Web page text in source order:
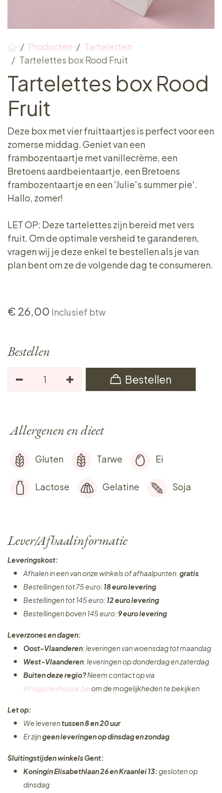
Producten
Tarteletten
Tartelettes box Rood Fruit
Tartelettes box Rood
Fruit
Deze box met vier fruittaartjes is perfect voor een
zomerse middag. Geniet van een
frambozentaartje met vanillecrème, een
Bretoens aardbeientaartje, een Bretoens
frambozentaartje en een 'Julie's summer pie'.
Hallo, zomer!
LET OP: Deze tartelettes zijn bereid met vers
fruit. Om de optimale versheid te garanderen,
vragen wij je deze enkel te bestellen als je van
plan bent om ze de volgende dag te consumeren.
€ 26,00 Inclusief btw
Bestellen
Bestellen
Allergenen en dieet
Gluten Tarwe Ei
Lactose Gelatine Soja
Lever/Afhaalinformatie
Leveringskost:
Afhalen in een van onze winkels of afhaalpunten:gratis
Bestellingen tot 75 euro: 18 euro levering
Bestellingen tot 145 euro: 12 euro levering
Bestellingen boven 145 euro: 9 euro levering
Leverzones en dagen:
Oost-Vlaanderen: leveringen van woensdag tot maandag
West-Vlaanderen: leveringen op donderdag en zaterdag
Buiten deze regio?Neem contact op via
info@julieshouse.beom de mogelijkheden te bekijken
Let op:
We leverentussen 8 en 20 uur
Er zijngeen leveringenop dinsdag en zondag
Sluitingstijden winkels Gent:
Koningin Elisabethlaan 26 en Kraanlei 13:gesloten op
dinsdag